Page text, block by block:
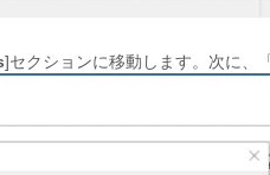
]セクションに移動します。次に、「